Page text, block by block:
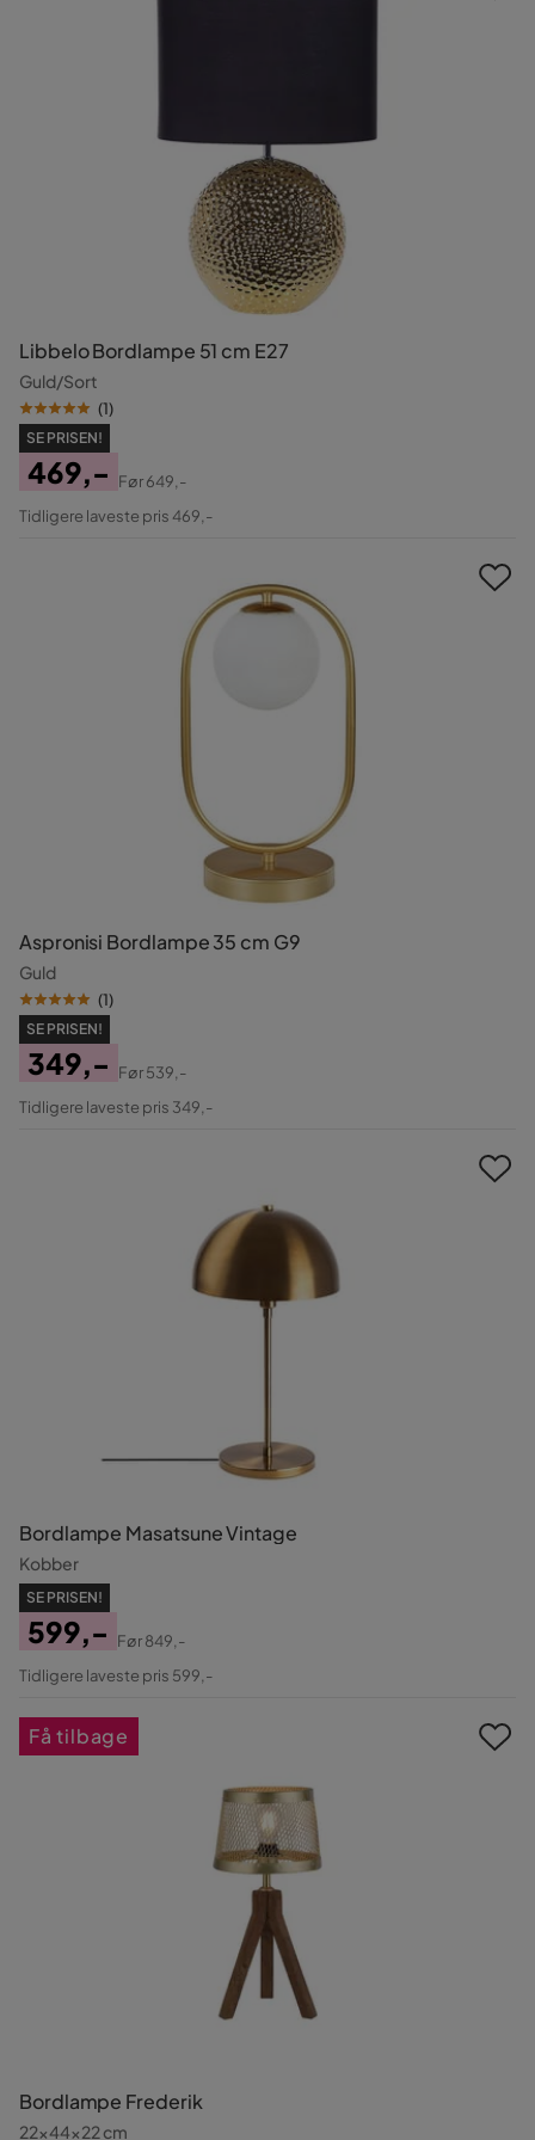
Libbelo Bordlampe 51 cm E27
Guld/Sort
(1)
SE PRISEN!
Pris
469,-
Original
Før649,-
Tidligere laveste pris 469,-
Aspronisi Bordlampe 35 cm G9
Guld
(1)
SE PRISEN!
Pris
349,-
Original
Før539,-
Tidligere laveste pris 349,-
Bordlampe Masatsune Vintage
Kobber
SE PRISEN!
Pris
599,-
Original
Før849,-
Tidligere laveste pris 599,-
Bordlampe Frederik
22x44x22 cm
Få tilbage